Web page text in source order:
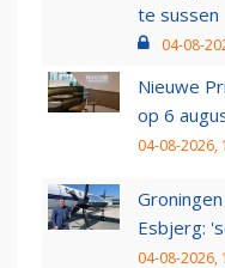
te sussen
04-08-
Nieuwe
op 6
04-08-2026,
Esbjerg:
04-08-2026,